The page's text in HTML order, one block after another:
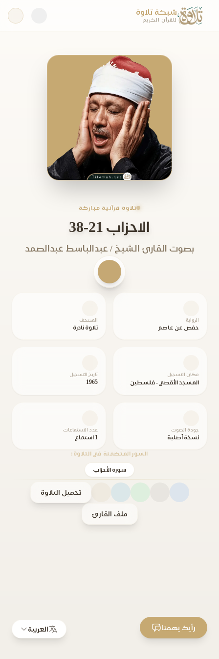
شبكة تلاوة
للقرآن الكريم
تلاوة قرآنية مباركة
الاحزاب 21-38
بصوت القارئ الشيخ / عبدالباسط عبدالصمد
الرواية
حفص عن عاصم
المصحف
تلاوة نادرة
مكان التسجيل
المسجد الأقصي - فلسطين
تاريخ التسجيل
1965
جودة الصوت
نسخة أصلية
عدد الاستماعات
1 استماع
السور المتضمنة في التلاوة:
سورة الأحزاب
تحميل التلاوة
ملف القارئ
العربية رأيك يهمنا